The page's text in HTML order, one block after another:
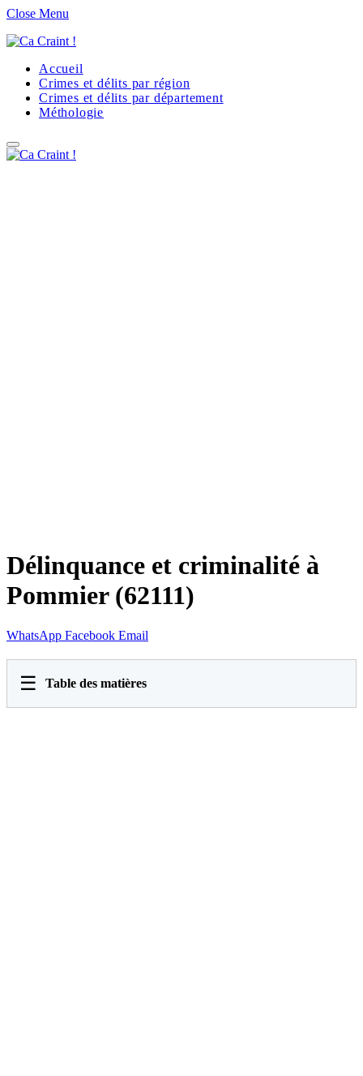
Close Menu
Accueil
Crimes et délits par région
Crimes et délits par département
Méthologie
Délinquance et criminalité à
Pommier (62111)
WhatsApp Facebook Email
☰ Table des matières